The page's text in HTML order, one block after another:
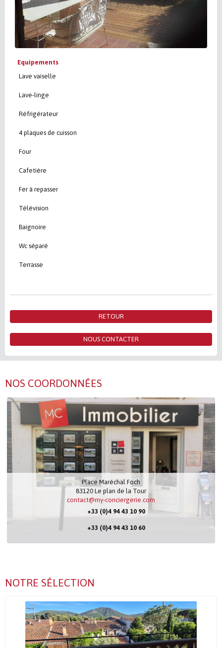
Equipements
Lave vaiselle
Lave-linge
Réfrigérateur
4 plaques de cuisson
Four
Cafetière
Fer à repasser
Télévision
Baignoire
Wc séparé
Terrasse
RETOUR
NOUS CONTACTER
NOS COORDONNÉES
Place Maréchal Foch
83120 Le plan de la Tour
contact@my-conciergerie.com
+33 (0)4 94 43 10 90
+33 (0)4 94 43 10 60
NOTRE SÉLECTION